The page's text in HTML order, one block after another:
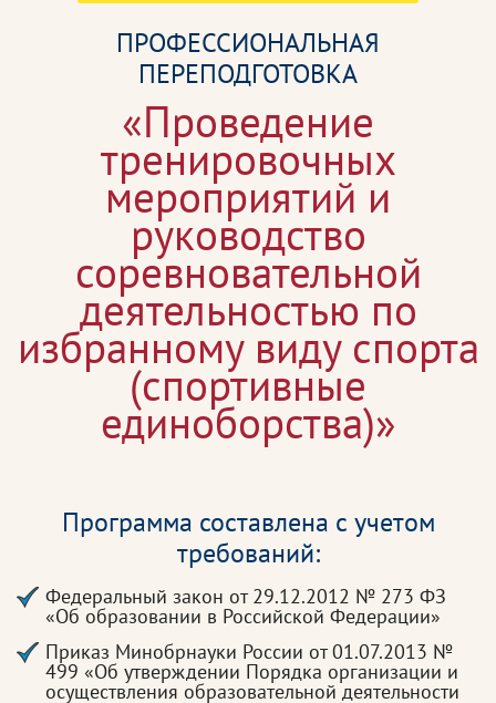
ПРОФЕССИОНАЛЬНАЯ
ПЕРЕПОДГОТОВКА
«Проведение
тренировочных
мероприятий и
руководство
соревновательной
деятельностью по
избранному виду спорта
(спортивные
единоборства)»
Программа составлена с учетом
требований:
Федеральный закон от 29.12.2012 № 273 ФЗ
«Об образовании в Российской Федерации»
Приказ Минобрнауки России от 01.07.2013 №
499 «Об утверждении Порядка организации и
осуществления образовательной деятельности